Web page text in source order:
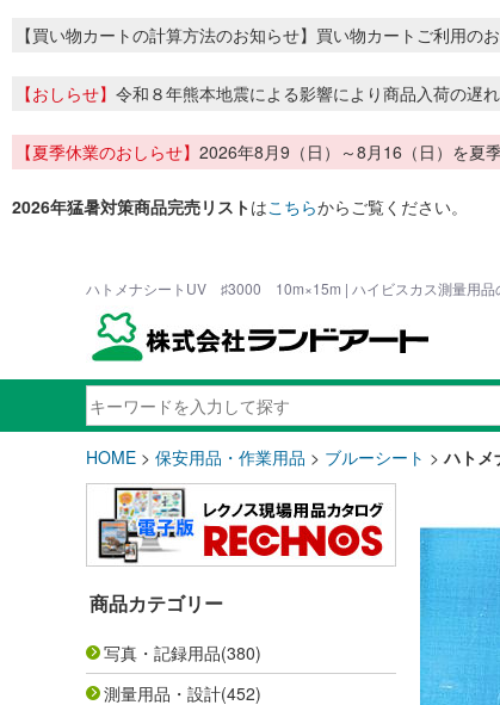
【買い物カートの計算方法のお知らせ】買い物カートご利用の
【おしらせ】 令和８年熊本地震による影響により商品入荷の遅
【夏季休業のおしらせ】 2026年8月9（日）～8月16（日）を夏
2026年猛暑対策商品完売リストはこちらからご覧ください。
ハトメナシートUV ♯3000 10m×15m | ハイビスカス測量用品
HOME > 保安用品・作業用品 > ブルーシート >ハト
商品カテゴリー
写真・記録用品(380)
測量用品・設計(452)